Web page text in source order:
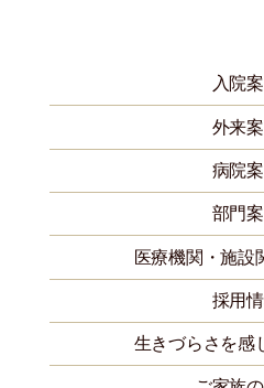
入院
外来
病院
部門
医療機関・施設
採用
生きづらさを感